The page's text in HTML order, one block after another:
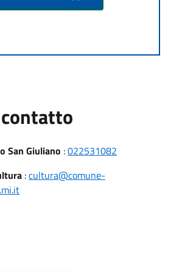
San Giuliano :022531082
:cultura@comune-